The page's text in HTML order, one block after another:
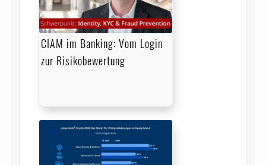
CIAM im Banking: Vom Login
zur Risikobewertung